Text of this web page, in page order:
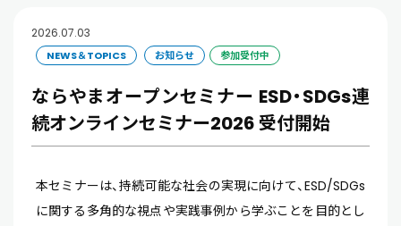
2026.07.03
NEWS＆TOPICS お知らせ 参加受付中
ならやまオープンセミナー ESD・SDGs連
続オンラインセミナー2026 受付開始
本セミナーは、持続可能な社会の実現に向けて、ESD/SDGs
に関する多角的な視点や実践事例から学ぶことを目的とし